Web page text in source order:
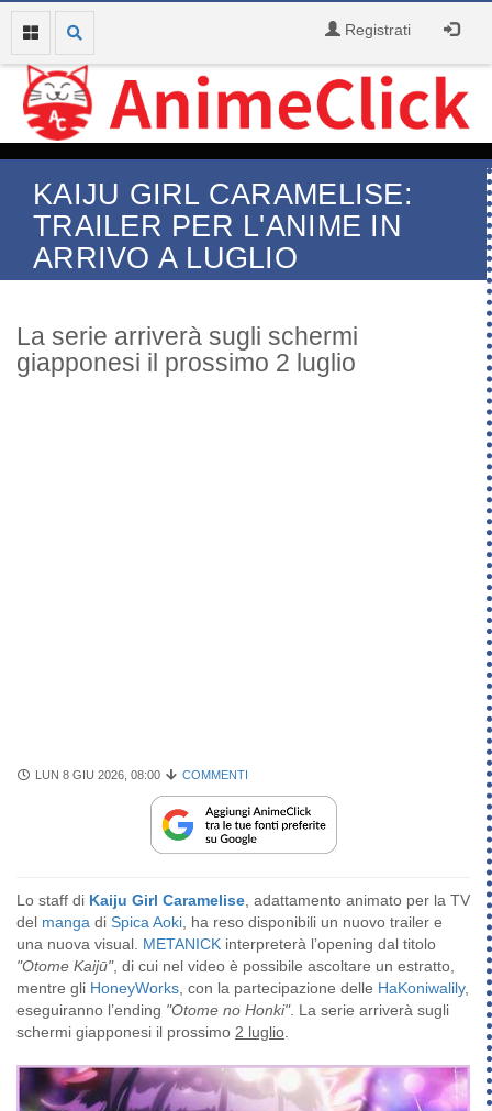
Registrati
KAIJU GIRL CARAMELISE:
TRAILER PER L'ANIME IN
ARRIVO A LUGLIO
La serie arriverà sugli schermi
giapponesi il prossimo 2 luglio
LUN 8 GIU 2026, 08:00 COMMENTI
Lo staff di Kaiju Girl Caramelise, adattamento animato per la TV
del manga di Spica Aoki, ha reso disponibili un nuovo trailer e
una nuova visual. METANICK interpreterà l’opening dal titolo
"Otome Kaijū", di cui nel video è possibile ascoltare un estratto,
mentre gli HoneyWorks, con la partecipazione delle HaKoniwalily,
eseguiranno l’ending "Otome no Honki". La serie arriverà sugli
schermi giapponesi il prossimo 2 luglio.